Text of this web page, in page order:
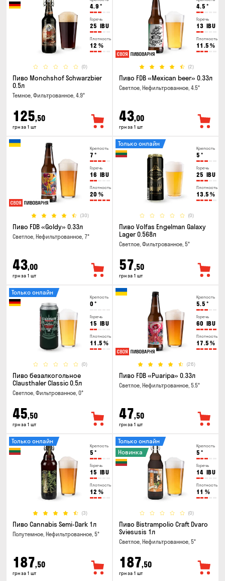
4.9 °
Горечь
25 IBU
Плотность
12 %
(0)
Пиво Monchshof Schwarzbier
0.5л
Темное, Фильтрованное, 4.9°
125,50
грн за 1 шт
4.5 °
Горечь
13 IBU
Плотность
11.5 %
(2)
Пиво FDB «Mexican beer» 0.33л
Светлое, Нефильтрованное, 4.5°
43,00
грн за 1 шт
Крепость
7 °
Горечь
16 IBU
Плотность
20 %
(30)
Пиво FDB «Goldy» 0.33л
Светлое, Нефильтрованное, 7°
43,00
грн за 1 шт
Крепость
5 °
Горечь
25 IBU
Плотность
13.5 %
(0)
Только онлайн
Пиво Volfas Engelman Galaxy
Lager 0.568л
Светлое, Фильтрованное, 5°
57,50
грн за 1 шт
Крепость
0 °
Горечь
15 IBU
Плотность
11.5 %
(0)
Только онлайн
Пиво безалкогольное
Clausthaler Classic 0.5л
Светлое, Фильтрованное, 0°
45,50
грн за 1 шт
Крепость
5.5 °
Горечь
60 IBU
Плотность
17.5 %
(26)
Пиво FDB «Puaripa» 0.33л
Светлое, Нефильтрованное, 5.5°
47,50
грн за 1 шт
Крепость
5 °
Горечь
15 IBU
Плотность
12 %
(3)
Только онлайн
Пиво Cannabis Semi-Dark 1л
Полутемное, Нефильтрованное, 5°
187,50
грн за 1 шт
Крепость
5 °
Горечь
14 IBU
Плотность
11 %
(0)
Только онлайн
Новинка
Пиво Bistrampolio Craft Dvaro
Sviesusis 1л
Светлое, Нефильтрованное, 5°
187,50
грн за 1 шт